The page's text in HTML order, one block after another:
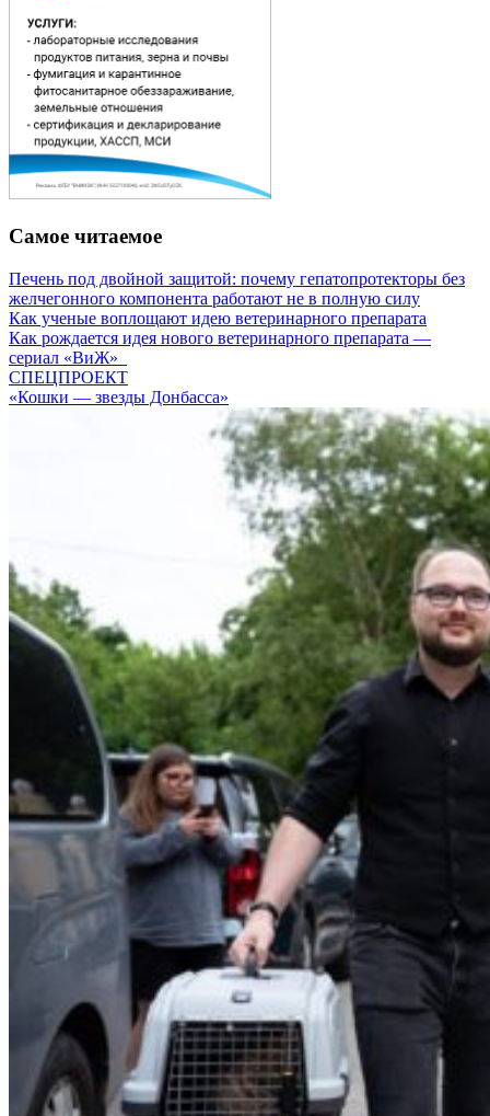
Самое читаемое
Печень под двойной защитой: почему гепатопротекторы без
желчегонного компонента работают не в полную силу
Как ученые воплощают идею ветеринарного препарата
Как рождается идея нового ветеринарного препарата —
сериал «ВиЖ»
СПЕЦПРОЕКТ
«Кошки — звезды Донбасса»